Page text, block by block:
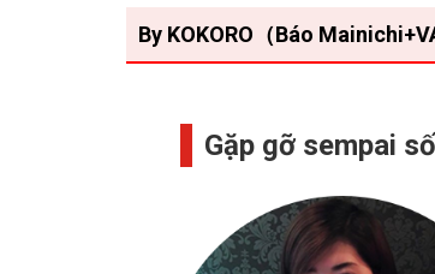
By KOKORO（Báo
Gặp gỡ sempai